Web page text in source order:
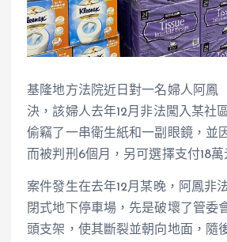
基隆地方法院近日對一名婦人阿鳳
決，該婦人去年12月非法闖入某社
偷竊了一串衛生紙和一副眼鏡，並
而被判刑6個月，另可選擇支付18萬
案件發生在去年12月某晚，阿鳳非
閉式地下停車場，先是破壞了管委
頭支架，使其斷裂並朝向地面，隨